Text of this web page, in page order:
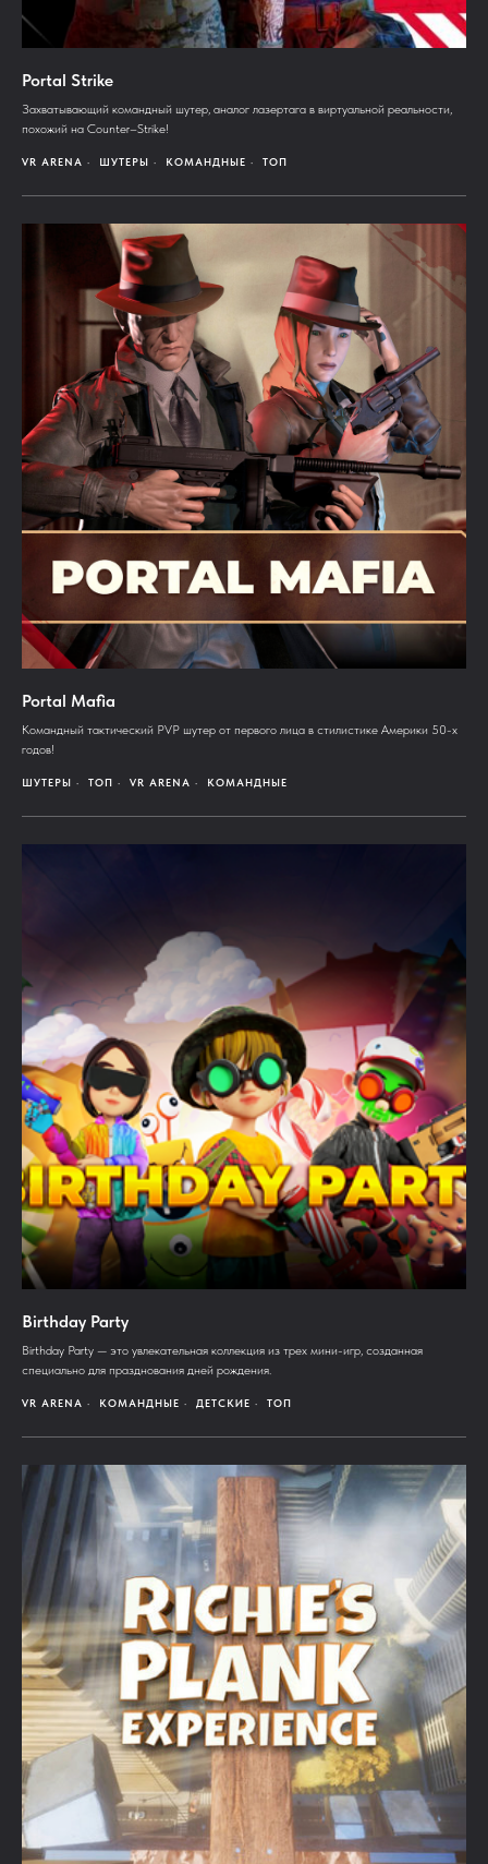
Portal Strike
Захватывающий командный шутер, аналог лазертага в виртуальной реальности,
похожий на Counter–Strike!
VR ARENA ШУТЕРЫ КОМАНДНЫЕ ТОП
Portal Mafia
Командный тактический PVP шутер от первого лица в стилистике Америки 50-х
годов!
ШУТЕРЫ ТОП VR ARENA КОМАНДНЫЕ
Birthday Party
Birthday Party — это увлекательная коллекция из трех мини-игр, созданная
специально для празднования дней рождения.
VR ARENA КОМАНДНЫЕ ДЕТСКИЕ ТОП